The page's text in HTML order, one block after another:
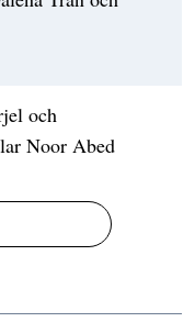
och
Noor Abed